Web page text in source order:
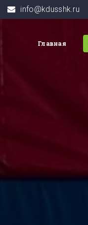
info@kdusshk.ru
Главная